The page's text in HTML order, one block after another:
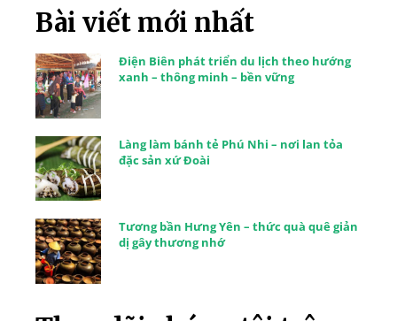
Bài viết mới nhất
Điện Biên phát triển du lịch theo hướng
xanh – thông minh – bền vững
Làng làm bánh tẻ Phú Nhi – nơi lan tỏa
đặc sản xứ Đoài
Tương bần Hưng Yên – thức quà quê giản
dị gây thương nhớ